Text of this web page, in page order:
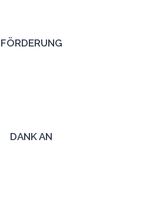
FÖRDERUNG
DANK AN